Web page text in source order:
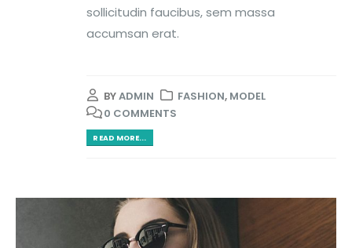
sollicitudin faucibus, sem massa
accumsan erat.
BYADMIN FASHION, MODEL
0 COMMENTS
READ MORE...